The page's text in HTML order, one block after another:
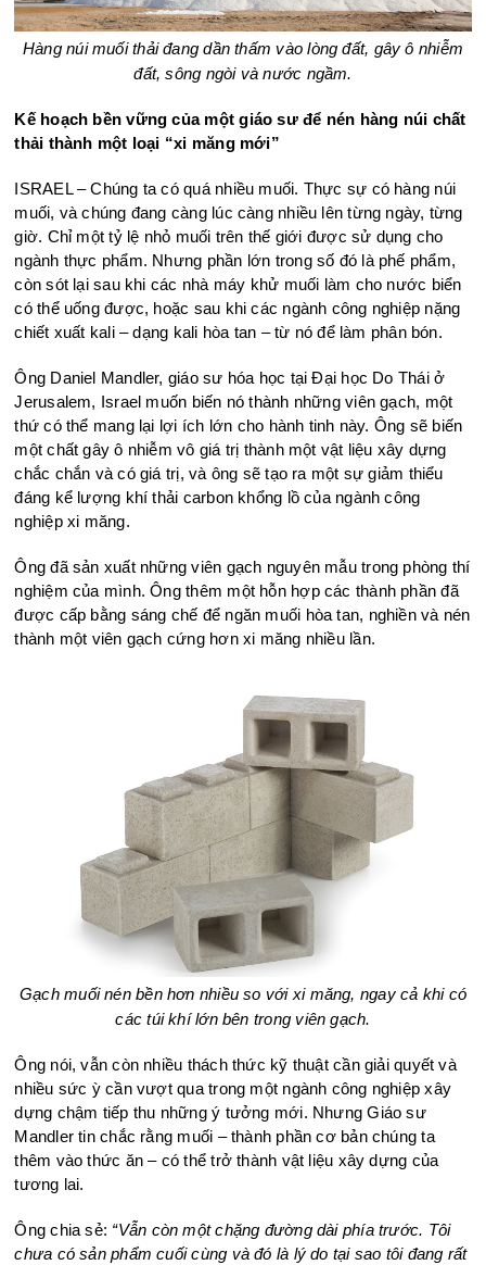
Hàng núi muối thải đang dần thấm vào lòng đất, gây ô nhiễm
đất, sông ngòi và nước ngầm.
Kế hoạch bền vững của một giáo sư để nén hàng núi chất
thải thành một loại “xi măng mới”
ISRAEL – Chúng ta có quá nhiều muối. Thực sự có hàng núi
muối, và chúng đang càng lúc càng nhiều lên từng ngày, từng
giờ. Chỉ một tỷ lệ nhỏ muối trên thế giới được sử dụng cho
ngành thực phẩm. Nhưng phần lớn trong số đó là phế phẩm,
còn sót lại sau khi các nhà máy khử muối làm cho nước biển
có thể uống được, hoặc sau khi các ngành công nghiệp nặng
chiết xuất kali – dạng kali hòa tan – từ nó để làm phân bón.
Ông Daniel Mandler, giáo sư hóa học tại Đại học Do Thái ở
Jerusalem, Israel muốn biến nó thành những viên gạch, một
thứ có thể mang lại lợi ích lớn cho hành tinh này. Ông sẽ biến
một chất gây ô nhiễm vô giá trị thành một vật liệu xây dựng
chắc chắn và có giá trị, và ông sẽ tạo ra một sự giảm thiểu
đáng kể lượng khí thải carbon khổng lồ của ngành công
nghiệp xi măng.
Ông đã sản xuất những viên gạch nguyên mẫu trong phòng thí
nghiệm của mình. Ông thêm một hỗn hợp các thành phần đã
được cấp bằng sáng chế để ngăn muối hòa tan, nghiền và nén
thành một viên gạch cứng hơn xi măng nhiều lần.
Gạch muối nén bền hơn nhiều so với xi măng, ngay cả khi có
các túi khí lớn bên trong viên gạch.
Ông nói, vẫn còn nhiều thách thức kỹ thuật cần giải quyết và
nhiều sức ỳ cần vượt qua trong một ngành công nghiệp xây
dựng chậm tiếp thu những ý tưởng mới. Nhưng Giáo sư
Mandler tin chắc rằng muối – thành phần cơ bản chúng ta
thêm vào thức ăn – có thể trở thành vật liệu xây dựng của
tương lai.
Ông chia sẻ: “Vẫn còn một chặng đường dài phía trước. Tôi
chưa có sản phẩm cuối cùng và đó là lý do tại sao tôi đang rất